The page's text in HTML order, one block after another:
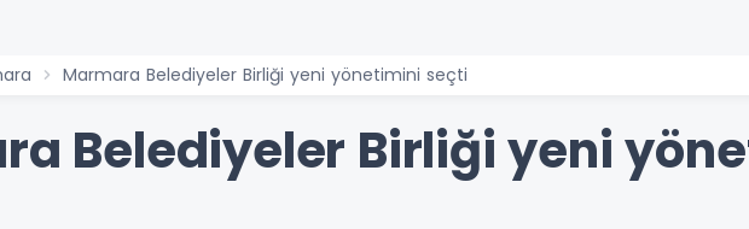
Marmara Belediyeler Birliği yeni yönetimini seçti
Belediyeler Birliği yeni